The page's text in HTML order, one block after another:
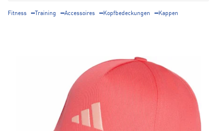
Fitness Training Accessoires Kopfbedeckungen Kappen